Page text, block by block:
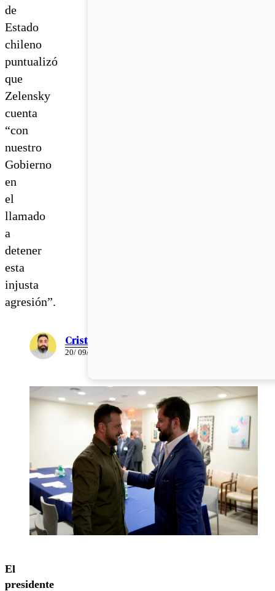
de
Estado
chileno
puntualizó
que
Zelensky
cuenta
“con
nuestro
Gobierno
en
el
llamado
a
detener
esta
injusta
agresión”.
Cristián Meza
20/ 09/ 2023
El
presidente